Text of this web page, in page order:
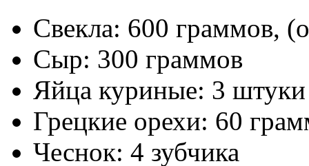
Свекла: 600 граммов,
Сыр: 300 граммов
Яйца куриные: 3 штуки
Грецкие орехи: 60
Чеснок: 4 зубчика